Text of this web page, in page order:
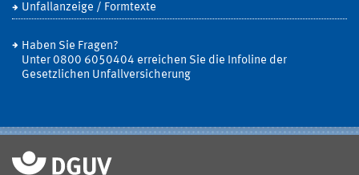
Unfallanzeige / Formtexte
Haben Sie Fragen?
Unter 0800 6050404 erreichen Sie die Infoline der
Gesetzlichen Unfallversicherung